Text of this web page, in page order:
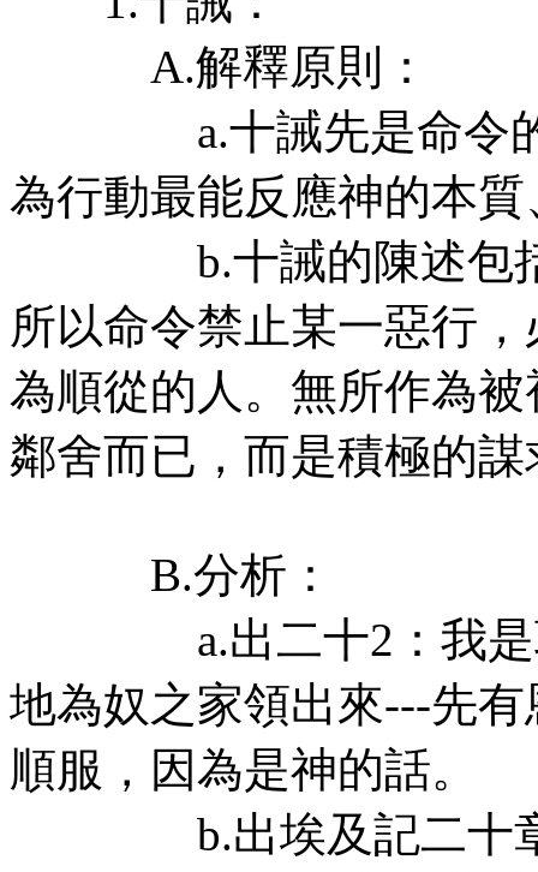
A.解釋原則：
a.十誡先是命令的主
為行動最能反應神的本
b.十誡的陳述包括肯
所以命令禁止某一惡行
為順從的人。無所作為
鄰舍而已，而是積極的
B.分析：
a.出二十2：我是耶
地為奴之家領出來---先
順服，因為是神的話。
b.出埃及記二十章2-